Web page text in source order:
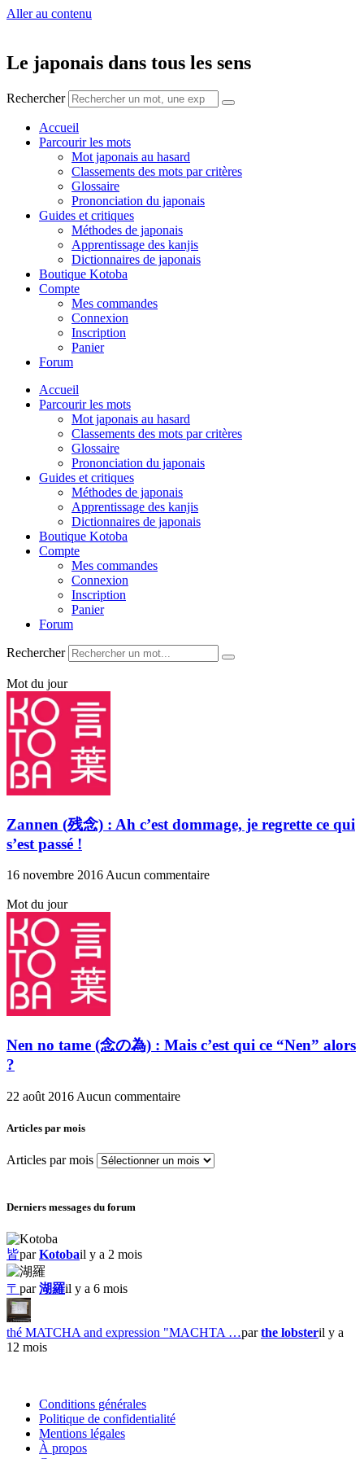
Aller au contenu
Le japonais dans tous les sens
Rechercher
Accueil
Parcourir les mots
Mot japonais au hasard
Classements des mots par critères
Glossaire
Prononciation du japonais
Guides et critiques
Méthodes de japonais
Apprentissage des kanjis
Dictionnaires de japonais
Boutique Kotoba
Compte
Mes commandes
Connexion
Inscription
Panier
Forum
Accueil
Parcourir les mots
Mot japonais au hasard
Classements des mots par critères
Glossaire
Prononciation du japonais
Guides et critiques
Méthodes de japonais
Apprentissage des kanjis
Dictionnaires de japonais
Boutique Kotoba
Compte
Mes commandes
Connexion
Inscription
Panier
Forum
Rechercher
Mot du jour
Zannen (残念) : Ah c’est dommage, je regrette ce qui
s’est passé !
16 novembre 2016 Aucun commentaire
Mot du jour
Nen no tame (念の為) : Mais c’est qui ce “Nen” alors
?
22 août 2016 Aucun commentaire
Articles par mois
Articles par mois
Derniers messages du forum
皆parKotobail y a 2 mois
〒 par湖羅il y a 6 mois
thé MATCHA and expression "MACHTA …parthe lobsteril y a
12 mois
Conditions générales
Politique de confidentialité
Mentions légales
À propos